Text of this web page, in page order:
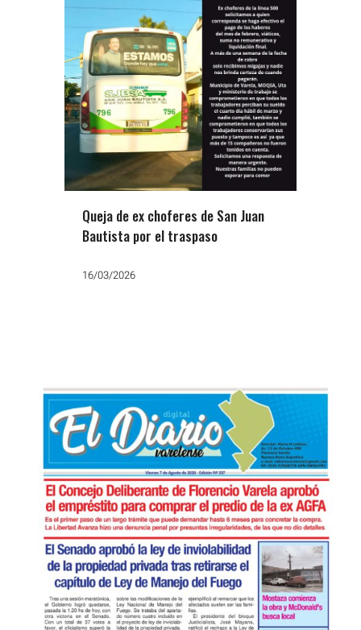
Queja de ex choferes de San Juan
Bautista por el traspaso
16/03/2026